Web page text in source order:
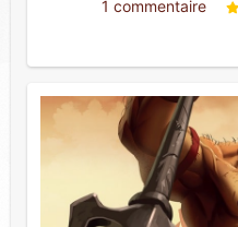
1 commentaire